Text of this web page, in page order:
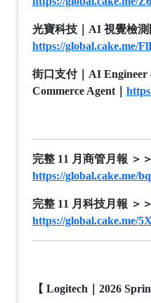
光寶科技｜ AI 視覺檢測
https://global.cake.me/
街口支付｜ AI Engineer
Commerce Agent｜
完整11 月商管月報 ＞
https://global.cake.me/
完整11 月科技月報 ＞
https://global.cake.me/
【 Logitech｜ 2026